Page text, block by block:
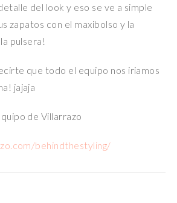
del look y eso se ve a simple
zapatos con el maxibolso y la
pulsera!
que todo el equipo nos iriamos
jajaja
de Villarrazo
behindthestyling/